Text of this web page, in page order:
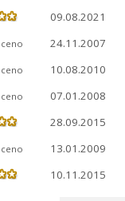
09.08.2021
24.11.2007
10.08.2010
07.01.2008
28.09.2015
13.01.2009
10.11.2015